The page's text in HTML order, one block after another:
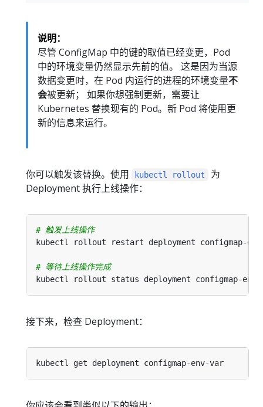
说明：
尽管 ConfigMap 中的键的取值已经变更，Pod
中的环境变量仍然显示先前的值。 这是因为当源
数据变更时，在 Pod 内运行的进程的环境变量不
会被更新； 如果你想强制更新，需要让
Kubernetes 替换现有的 Pod。新 Pod 将使用更
新的信息来运行。
你可以触发该替换。使用 kubectl rollout
为
Deployment 执行上线操作：
# 触发上线操作
# 等待上线操作完成
kubectl rollout status deployment configmap-
接下来，检查 Deployment：